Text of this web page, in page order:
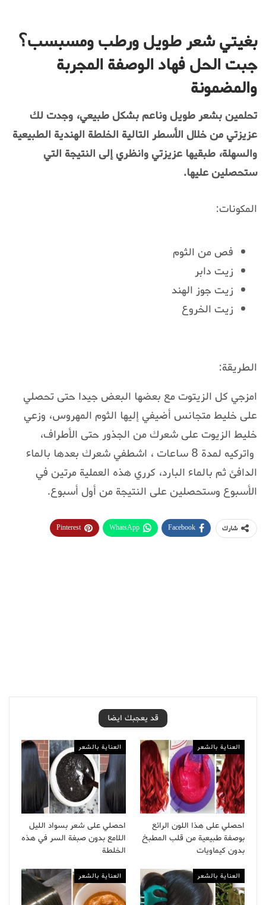
بغيتي شعر طويل ورطب ومسبسب؟
جبت الحل فهاد الوصفة المجربة
والمضمونة
تحلمين بشعر طويل وناعم بشكل طبيعي، وجدت لك
عزيزتي من خلال الأسطر التالية الخلطة الهندية الطبيعية
والسهلة، طبقيها عزيزتي وانظري إلى النتيجة التي
ستحصلين عليها.
المكونات:
فص من الثوم
زيت دابر
زيت جوز الهند
زيت الخروع
الطريقة:
امزجي كل الزيتوت مع بعضها البعض جيدا حتى تحصلي
على خليط متجانس أضيفي إليها الثوم المهروس، وزعي
خليط الزيوت على شعرك من الجذور حتى الأطراف،
واتركيه لمدة 8 ساعات ، اشطفي شعرك بعدها بالماء
الدافئ ثم بالماء البارد، كرري هذه العملية مرتين في
الأسبوع وستحصلين على النتيجة من أول أسبوع.
شارك Facebook
WhatsApp
Pinterest
قد يعجبك ايضا
العناية بالشعر
احصلي على هذا اللون الرائع
بوصفة طبيعية من قلب المطبخ
بدون كيماويات
العناية بالشعر
احصلي على شعر بسواد الليل
اللامع بدون صبغة السر في هذه
الخلطة
العناية بالشعر العناية بالشعر